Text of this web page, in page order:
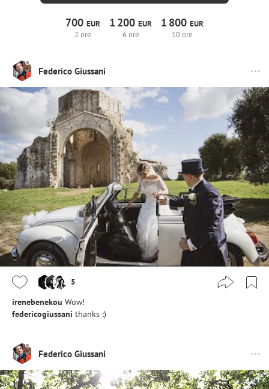
700EUR
2 ore
1 200 EUR
6 ore
1 800 EUR
10 ore
Federico Giussani
5
irenebenekou Wow!
federicogiussani thanks :)
Federico Giussani